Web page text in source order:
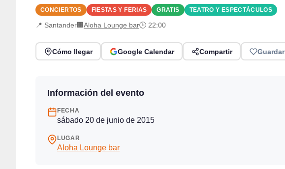
CONCIERTOS FIESTAS Y FERIAS GRATIS TEATRO Y ESPECTÁCULOS
📍 Santander🏢Aloha Lounge bar🕒 22:00
Cómo llegar Google Calendar Compartir Guardar
Información del evento
FECHA
sábado 20 de junio de 2015
LUGAR
Aloha Lounge bar